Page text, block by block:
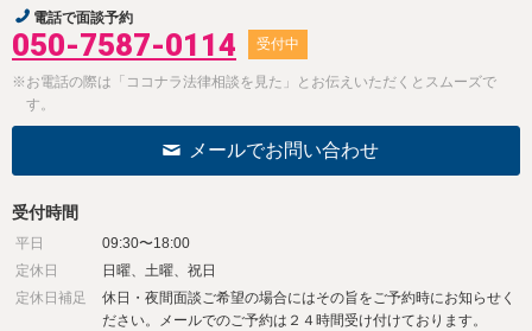
電話で面談予約
050-7587-0114 受付中
※お電話の際は「ココナラ法律相談を見た」とお伝えいただくとスムーズで
す。
メールでお問い合わせ
受付時間
平日
09:30〜18:00
定休日
日曜、土曜、祝日
定休日補足
休日・夜間面談ご希望の場合にはその旨をご予約時にお知らせく
ださい。メールでのご予約は２４時間受け付けております。